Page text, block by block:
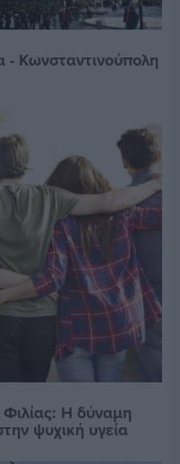
Κωνσταντινούπολη
Η δύναμη
ψυχική υγεία